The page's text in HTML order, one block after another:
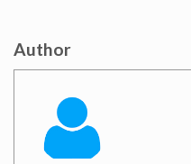
Author